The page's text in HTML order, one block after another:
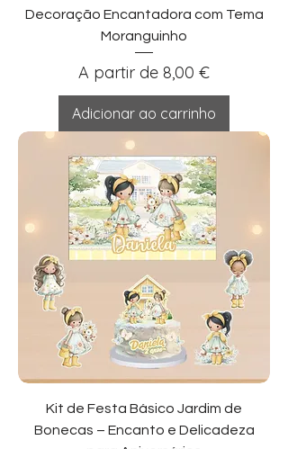
Decoração Encantadora com Tema
Moranguinho
A partir de 8,00 €
Preço promocional
Adicionar ao carrinho
Kit de Festa Básico Jardim de
Bonecas – Encanto e Delicadeza